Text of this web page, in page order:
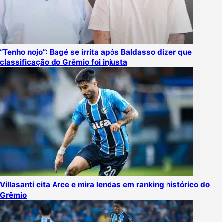
“Tenho nojo”: Bagé se irrita após Baldasso dizer que
classificação do Grêmio foi injusta
Villasanti cita Arce e mira lendas em ranking histórico do
Grêmio